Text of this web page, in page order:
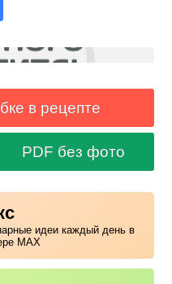
в рецепте
PDF без фото
идеи каждый день в
MAX